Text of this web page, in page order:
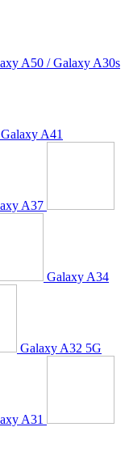
A50 / Galaxy A30s
Galaxy A41
A37
Galaxy A34
Galaxy A32 5G
A31